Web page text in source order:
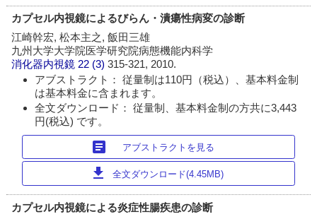
カプセル内視鏡によるびらん・潰瘍性病変の診断
江崎幹宏, 松本主之, 飯田三雄
九州大学大学院医学研究院病態機能内科学
消化器内視鏡 22 (3)315-321, 2010.
アブストラクト： 従量制は110円（税込）、基本料金制
は基本料金に含まれます。
全文ダウンロード： 従量制、基本料金制の方共に3,443
円(税込) です。
article アブストラクトを見る
download 全文ダウンロード(4.45MB)
カプセル内視鏡による炎症性腸疾患の診断